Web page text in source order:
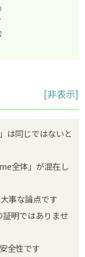
[非表示]
は同じではないと
全体」が混在し
事な論点です
明ではありませ
全性です